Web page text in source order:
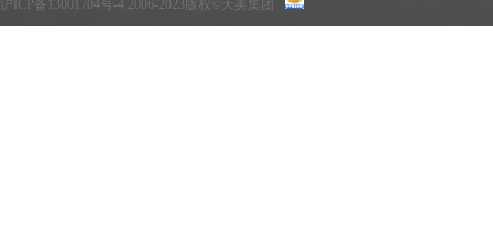
沪ICP备13001704号-4 2006-2023版权©天美集团